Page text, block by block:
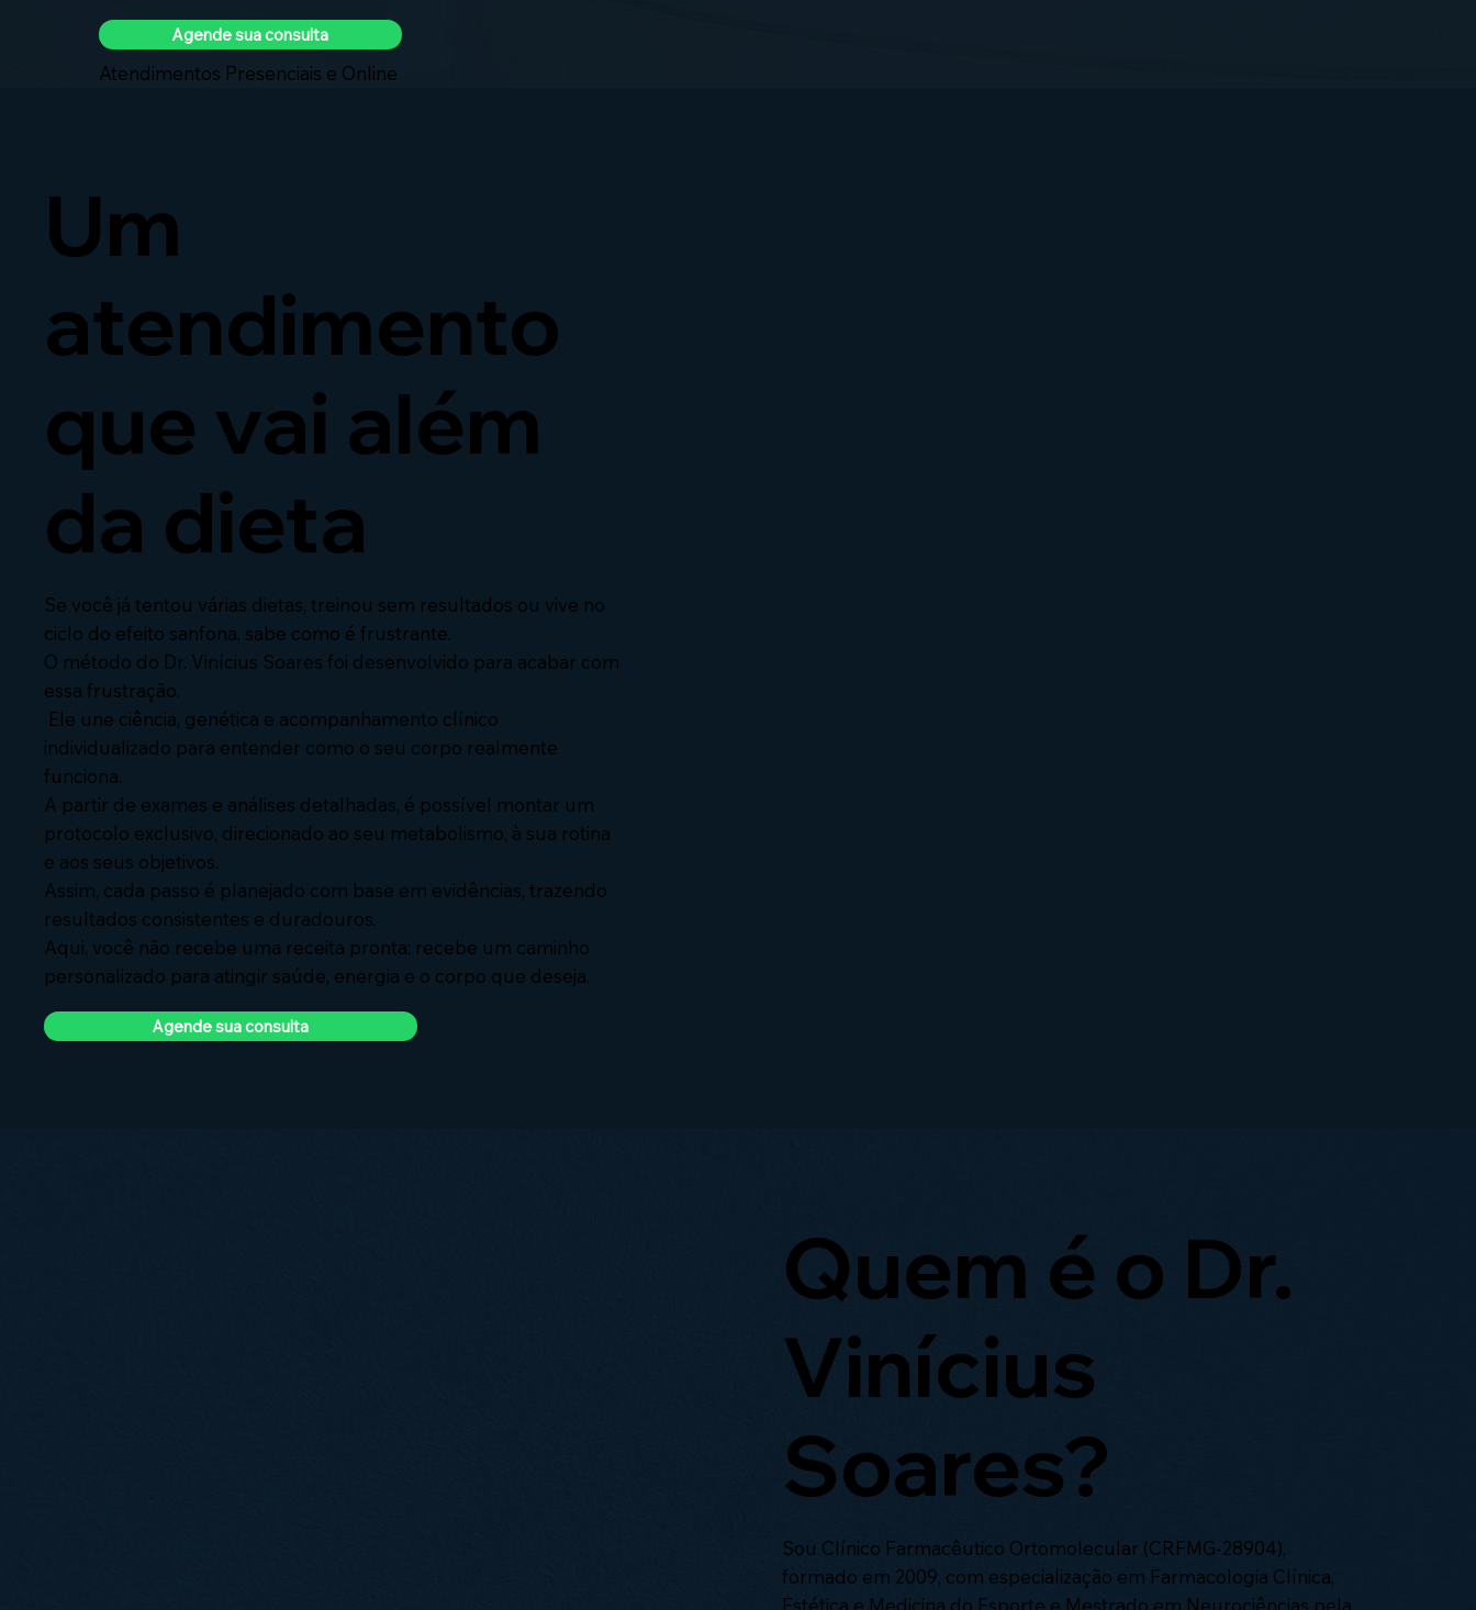
Agende sua consulta
Atendimentos Presenciais e Online
Um
atendimento
que vai além
da dieta
Se você já tentou várias dietas, treinou sem resultados ou vive no
ciclo do efeito sanfona, sabe como é frustrante.
O método do Dr. Vinícius Soares foi desenvolvido para acabar com
essa frustração.
Ele une ciência, genética e acompanhamento clínico
individualizado para entender como o seu corpo realmente
funciona.
A partir de exames e análises detalhadas, é possível montar um
protocolo exclusivo, direcionado ao seu metabolismo, à sua rotina
e aos seus objetivos.
Assim, cada passo é planejado com base em evidências, trazendo
resultados consistentes e duradouros.
Aqui, você não recebe uma receita pronta: recebe um caminho
personalizado para atingir saúde, energia e o corpo que deseja.
Agende sua consulta
Quem é o Dr.
Vinícius
Soares?
Sou Clínico Farmacêutico Ortomolecular (CRFMG-28904),
formado em 2009, com especialização em Farmacologia Clínica,
Estética e Medicina do Esporte e Mestrado em Neurociências pela